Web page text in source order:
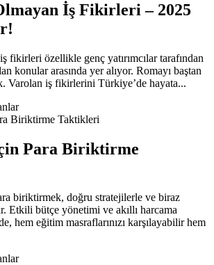
İş Fikirleri – 2025
fikirleri özellikle genç yatırımcılar tarafından
konular arasında yer alıyor. Romayı baştan
Varolan iş fikirlerini Türkiye’de hayata...
Para Biriktirme
biriktirmek, doğru stratejilerle ve biraz
Etkili bütçe yönetimi ve akıllı harcama
hem eğitim masraflarınızı karşılayabilir hem